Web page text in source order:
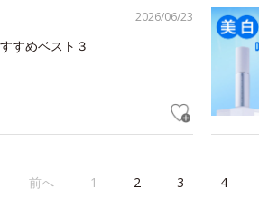
2026/06/23
すめベスト３
前へ 1 2 3 4